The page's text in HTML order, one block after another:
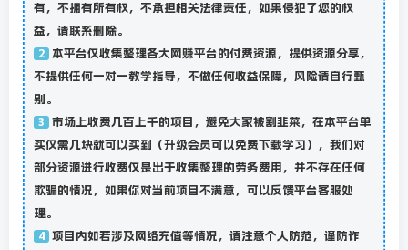
有，不拥有所有权，不承担相关法律责任，如果侵犯了您的权
益，请联系删除。
2 本平台仅收集整理各大网赚平台的付费资源，提供资源分享，
不提供任何一对一教学指导，不做任何收益保障，风险请自行甄
别。
3 市场上收费几百上千的项目，避免大家被割韭菜，在本平台单
买仅需几块就可以买到（升级会员可以免费下载学习），我们对
部分资源进行收费仅是出于收集整理的劳务费用，并不存在任何
欺骗的情况，如果你对当前项目不满意，可以反馈平台客服处
理。
4 项目内如若涉及网络充值等情况，请注意个人防范，谨防诈